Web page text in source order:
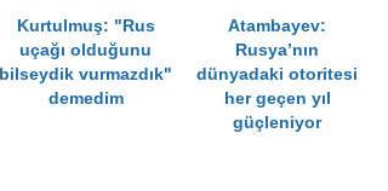
Kurtulmuş: "Rus
uçağı olduğunu
bilseydik vurmazdık"
demedim
Atambayev:
Rusya’nın
dünyadaki otoritesi
her geçen yıl
güçleniyor